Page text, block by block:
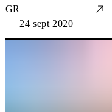
GR
24 sept 2020